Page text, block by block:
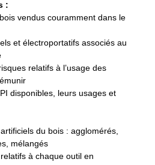
:
vendus couramment dans le
et électroportatifs associés au
relatifs à l’usage des
disponibles, leurs usages et
du bois : agglomérés,
mélangés
à chaque outil en